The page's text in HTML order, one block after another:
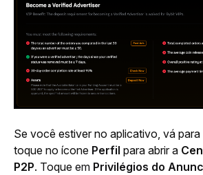
Se você estiver no aplicativo, vá para
toque no ícone Perfil para abrir a
P2P. Toque em Privilégios do